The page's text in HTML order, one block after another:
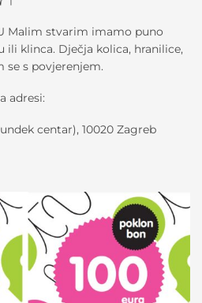
Malim stvarim imamo puno
ili klinca. Dječja kolica, hranilice,
se s povjerenjem.
adresi:
centar), 10020 Zagreb